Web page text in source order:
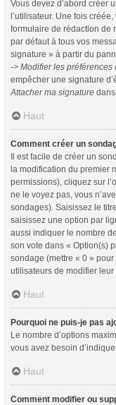
Vous devez d’abord créer
l’utilisateur. Une fois
formulaire de rédaction de
par défaut à tous vos
signature » à partir du
-> Modifier les préférences
empêcher une signature
Attacher ma signature
Haut
Comment créer un
Il est facile de créer un
la modification du premier
permissions), cliquez sur
ne le voyez pas, vous
sondages). Saisissez le
saisissez une option par
aussi indiquer le nombre
son vote dans « Option(s)
sondage (mettre « 0 »
utilisateurs de modifier leur
Haut
Pourquoi ne puis-je pas
Le nombre d’options
vous avez besoin
Haut
Comment modifier ou